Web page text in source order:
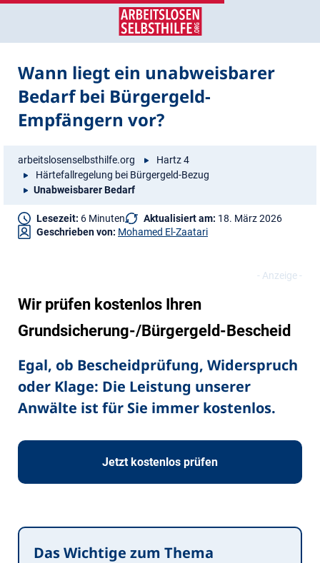
Zum
Zur
Wann liegt ein unabweisbarer
Bedarf bei Bürgergeld-
Empfängern vor?
arbeitslosenselbsthilfe.org
Hartz 4
Härtefallregelung bei Bürgergeld-Bezug
Unabweisbarer Bedarf
Lesezeit: 6 Minuten Aktualisiert am: 18. März 2026
Geschrieben von: Mohamed El-Zaatari
Wir prüfen kostenlos Ihren
Grundsicherung-/Bürgergeld-Bescheid
Egal, ob Bescheidprüfung, Widerspruch
oder Klage: Die Leistung unserer
Anwälte ist für Sie immer kostenlos.
Jetzt kostenlos prüfen
Das Wichtige zum Thema